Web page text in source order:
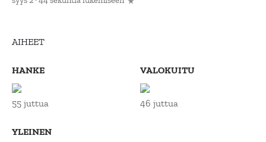
AIHEET
HANKE
55 juttua
VALOKUITU
46 juttua
YLEINEN